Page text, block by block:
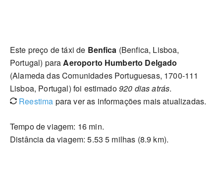
Este preço de táxi de Benfica (Benfica, Lisboa,
Portugal) paraAeroporto Humberto Delgado
(Alameda das Comunidades Portuguesas, 1700-111
Lisboa, Portugal) foi estimado920 dias atrás.
Reestima para ver as informações mais atualizadas.
Tempo de viagem: 16 min.
Distância da viagem: 5.53 5 milhas (8.9 km).